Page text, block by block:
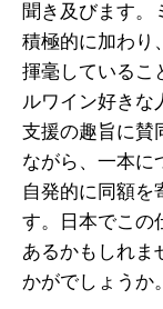
聞き及びます。
積極的に加わり
揮毫しているこ
ルワイン好きな
支援の趣旨に賛
ながら、一本に
自発的に同額を
す。日本でこの
あるかもしれま
かがでしょうか。